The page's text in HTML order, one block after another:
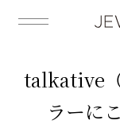
talkative
ラーに